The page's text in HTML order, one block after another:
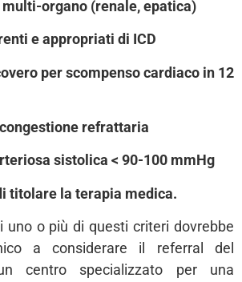
multi-organo (renale, epatica)
e appropriati di ICD
per scompenso cardiaco in 12
refrattaria
sistolica < 90-100 mmHg
titolare la terapia medica.
uno o più di questi criteri dovrebbe
a considerare il referral del
centro specializzato per una